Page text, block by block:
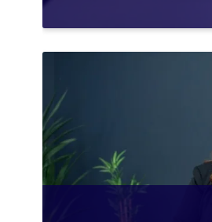
STRUCTURER LA
CESSION DES PARTS